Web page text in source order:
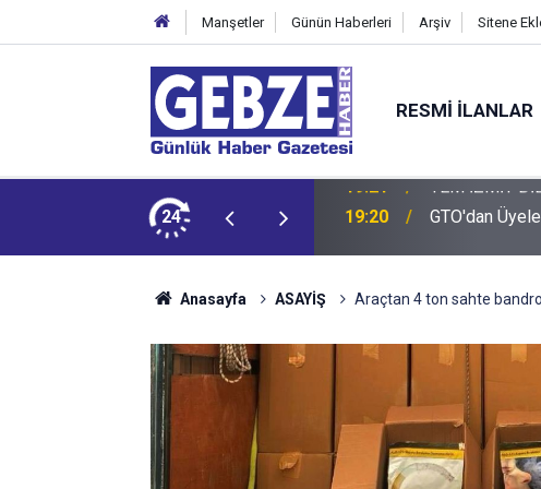
Manşetler Günün Haberleri Arşiv Sitene
RESMI İLANLAR
24
DİLOVASI ARASI İstanbul Yönü Trafiğe Kapatılıyor 19:20 GTO'dan
Anasayfa ASAYİŞ Araçtan 4 ton sahte